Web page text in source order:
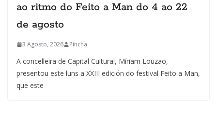
ao ritmo do Feito a Man do 4 ao 22
de agosto
3 Agosto, 2026 Pincha
A concelleira de Capital Cultural, Míriam Louzao,
presentou este luns a XXIII edición do festival Feito a Man,
que este